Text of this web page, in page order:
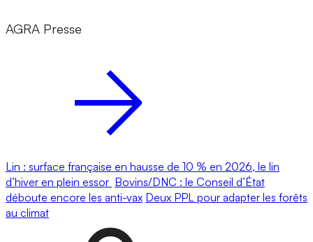
AGRA Presse
Lin : surface française en hausse de 10 % en 2026, le lin
d’hiver en plein essor Bovins/DNC : le Conseil d’État
déboute encore les anti-vax Deux PPL pour adapter les forêts
au climat